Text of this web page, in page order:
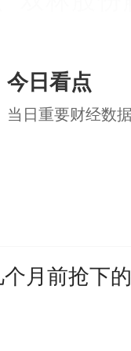
披露回购
家公司共
司回购
股票回
今日看点
当日重要财经数
个月前抢下